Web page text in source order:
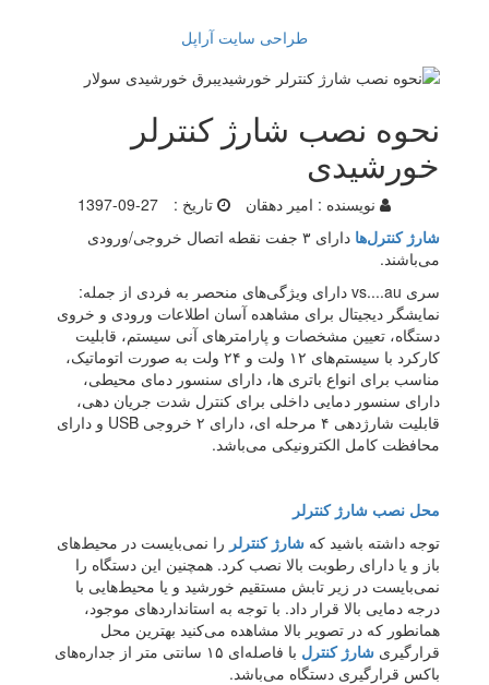
طراحی سایت آراپل
نحوه نصب شارژ کنترلر
خورشیدی
نویسنده : امیر دهقان تاریخ :
1397-09-27
شارژ کنترل‌ها
دارای ۳ جفت نقطه اتصال خروجی/ورودی
می‌باشند.
سری vs....au دارای ویژگی‌های منحصر به فردی از جمله:
نمایشگر دیجیتال برای مشاهده آسان اطلاعات ورودی و خروی
دستگاه، تعیین مشخصات و پارامتر‌های آنی سیستم، قابلیت
کارکرد با سیستم‌های ۱۲ ولت و ۲۴ ولت به صورت اتوماتیک،
مناسب برای انواع باتری ها، دارای سنسور دمای محیطی،
دارای سنسور دمایی داخلی برای کنترل شدت جریان دهی،
قابلیت شارژدهی ۴ مرحله ای، دارای ۲ خروجی USB و دارای
محافظت کامل الکترونیکی می‌باشد.
محل نصب شارژ کنترلر
توجه داشته باشید که شارژ کنترلر را نمی‌بایست در محیط‌های
باز و یا دارای رطوبت بالا نصب کرد. همچنین این دستگاه را
نمی‌بایست در زیر تابش مستقیم خورشید و یا محیط‌هایی با
درجه دمایی بالا قرار داد. با توجه به استاندارد‌های موجود،
همانطور که در تصویر بالا مشاهده می‌کنید بهترین محل
قرارگیری شارژ کنترل
با فاصله‌ای ۱۵ سانتی متر از جداره‌های
باکس قرارگیری دستگاه می‌باشد.